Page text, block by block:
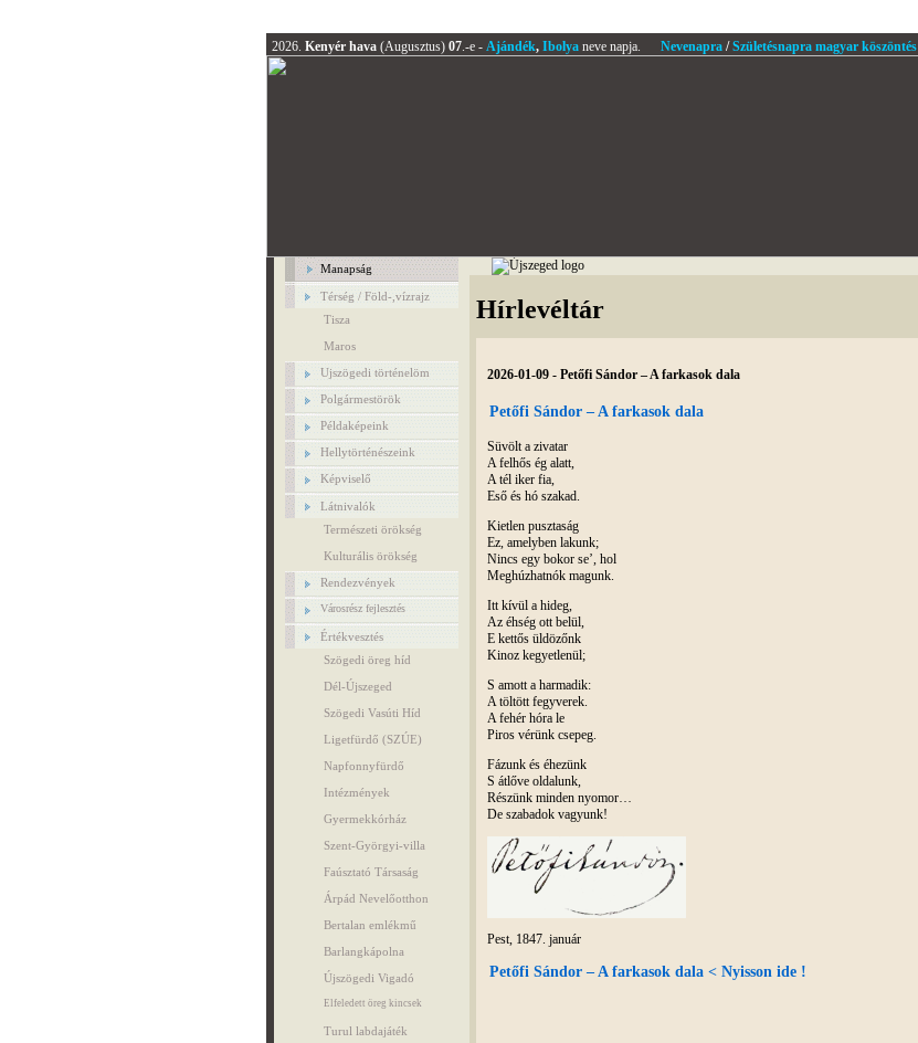
2026. Kenyér hava (Augusztus) 07.-e - Ajándék, Ibolyaneve napja. Nevenapra/Születésnapra magyar köszöntés
Manapság
Térség / Föld-,vízrajz
Tisza
Maros
Ujszögedi történelöm
Polgármestörök
Példaképeink
Hellytörténészeink
Képviselő
Látnivalók
Természeti örökség
Kulturális örökség
Rendezvények
Városrész fejlesztés
Értékvesztés
Szögedi öreg híd
Dél-Újszeged
Szögedi Vasúti Híd
Ligetfürdő (SZÚE)
Napfonnyfürdő
Intézmények
Gyermekkórház
Szent-Györgyi-villa
Faúsztató Társaság
Árpád Nevelőotthon
Bertalan emlékmű
Barlangkápolna
Újszögedi Vigadó
Elfeledett öreg kincsek
Turul labdajáték
Hírlevéltár
2026-01-09 - Petőfi Sándor – A farkasok dala
Petőfi Sándor – A farkasok dala
Süvölt a zivatar
A felhős ég alatt,
A tél iker fia,
Eső és hó szakad.
Kietlen pusztaság
Ez, amelyben lakunk;
Nincs egy bokor se’, hol
Meghúzhatnók magunk.
Itt kívül a hideg,
Az éhség ott belül,
E kettős üldözőnk
Kinoz kegyetlenül;
S amott a harmadik:
A töltött fegyverek.
A fehér hóra le
Piros vérünk csepeg.
Fázunk és éhezünk
S átlőve oldalunk,
Részünk minden nyomor…
De szabadok vagyunk!
Pest, 1847. január
Petőfi Sándor – A farkasok dala < Nyisson ide !